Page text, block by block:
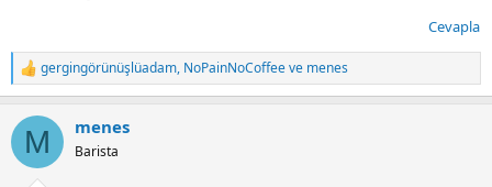
Cevapla
T
e
k
l
gergingörünüşlüadam, NoPainNoCoffeeve menes
M menes
Barista